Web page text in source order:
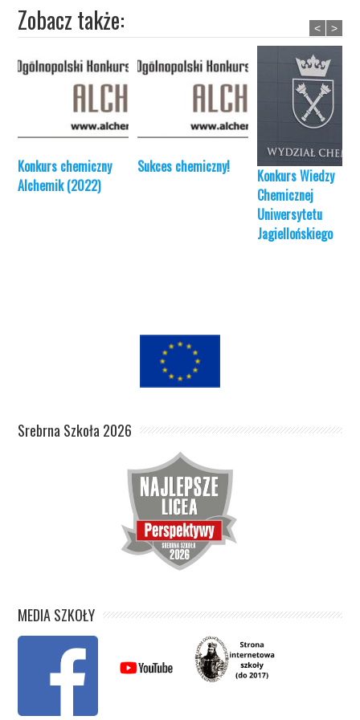
Zobacz także:
Konkurs chemiczny
Alchemik (2022)
Sukces chemiczny!
Konkurs Wiedzy
Chemicznej
Uniwersytetu
Jagiellońskiego
< >
Srebrna Szkoła 2026
MEDIA SZKOŁY